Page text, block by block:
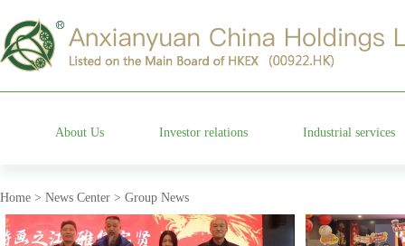
About Us
Management team
Investor relations
Company announcements
Industrial services
Characteristic garden
Home > News Center > Group News